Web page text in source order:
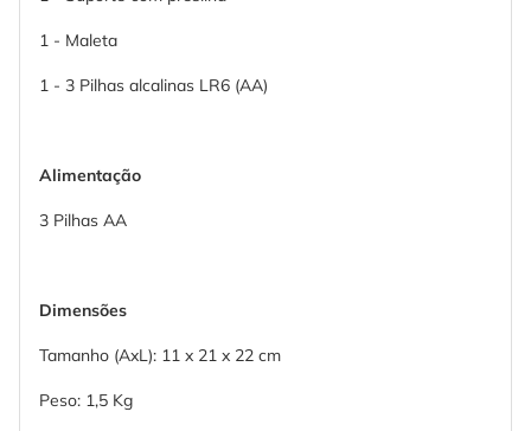
1 - Maleta
1 - 3 Pilhas alcalinas LR6 (AA)
Alimentação
3 Pilhas AA
Dimensões
Tamanho (AxL): 11 x 21 x 22 cm
Peso: 1,5 Kg